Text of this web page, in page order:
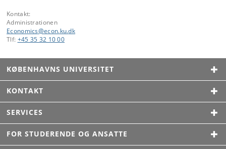
Kontakt:
Administrationen
Economics@econ.ku.dk
Tlf: +45 35 32 10 00
KØBENHAVNS UNIVERSITET
KONTAKT
SERVICES
FOR STUDERENDE OG ANSATTE